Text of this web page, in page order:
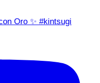
Oro ✨ #kintsugi